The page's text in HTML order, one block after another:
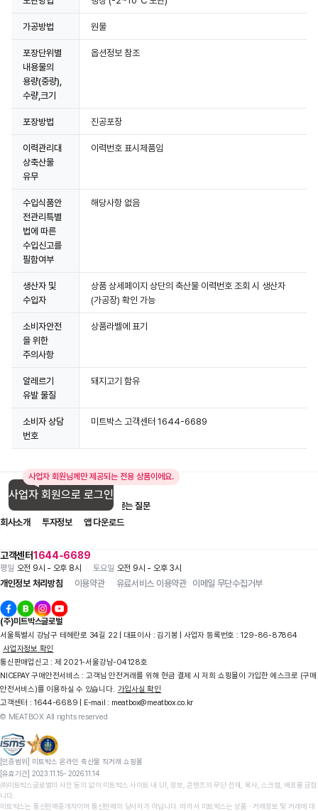
가공방법 원물
포장단위별
내용물의
용량(중량),
수량,크기
옵션정보 참조
포장방법 진공포장
이력관리대
상축산물
유무
이력번호 표시제품임
수입식품안
전관리특별
법에 따른
수입신고를
필함여부
해당사항 없음
생산자 및
수입자
상품 상세페이지 상단의 축산물 이력번호 조회 시 생산자
(가공장) 확인 가능
소비자안전
을 위한
주의사항
상품라벨에 표기
알레르기
유발 물질
돼지고기 함유
소비자 상담
번호
미트박스 고객센터 1644-6689
사업자 회원님께만 제공되는 전용 상품이에요.
사업자 회원으로 로그인
고객센터1644-6689
평일 오전 9시 - 오후 8시 토요일 오전 9시 - 오후 3시
입점 제휴 문의
자주 묻는 질문
회사소개
투자정보 앱 다운로드
개인정보 처리방침 이용약관 유료서비스 이용약관 이메일 무단수집거부
(주)미트박스글로벌
서울특별시 강남구 테헤란로 34길 22 | 대표이사 : 김기봉 | 사업자 등록번호 : 129-86-87864
사업자정보 확인
통신판매업신고 : 제 2021-서울강남-04128호
NICEPAY 구매안전서비스 : 고객님 안전거래를 위해 현금 결제 시 저희 쇼핑몰이 가입한 에스크로 (구매
안전서비스)를 이용하실 수 있습니다. 가입사실 확인
고객센터 : 1644-6689 | E-mail : meatbox@meatbox.co.kr
© MEATBOX All rights reserved
[인증범위] 미트박스 온라인 축산물 직거래 쇼핑몰
[유효기간] 2023.11.15- 2026.11.14
㈜미트박스글로벌의 사전 동의 없이 미트박스 사이트 내 UI, 정보, 콘텐츠의 무단 전재, 복사, 스크랩, 배포를 금합
니다.
미트박스는 통신판매중개자이며 통신판매의 당사자가 아닙니다. 따라서 미트박스는 상품 ∙ 거래정보 및 거래에 대